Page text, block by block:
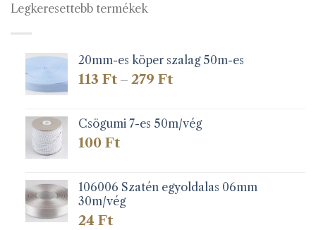
Legkeresettebb termékek
20mm-es köper szalag 50m-es
113 Ft – 279 FtÁrtartomány:
279 Ft
Csögumi 7-es 50m/vég
100 Ft
106006 Szatén egyoldalas 06mm
30m/vég
24 Ft